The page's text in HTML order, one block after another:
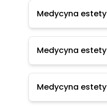
Medycyna
Medycyna
Medycyna